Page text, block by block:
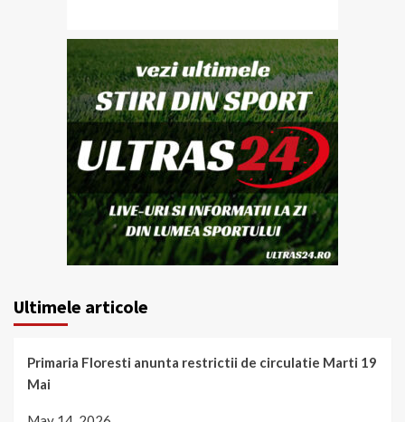
Ultimele articole
Primaria Floresti anunta restrictii de circulatie Marti 19
Mai